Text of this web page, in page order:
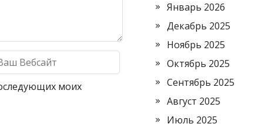
моих
Январь 2026
Декабрь 2025
Ноябрь 2025
Октябрь 2025
Сентябрь 2025
Август 2025
Июль 2025